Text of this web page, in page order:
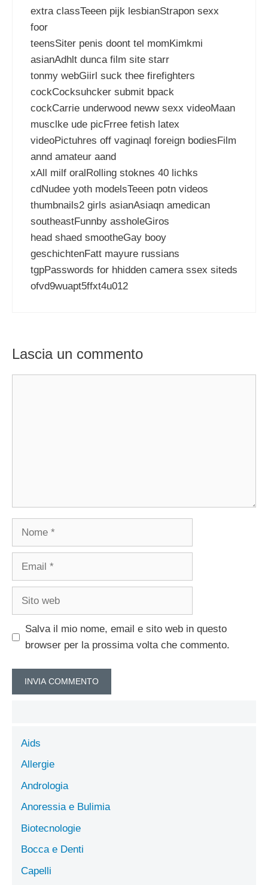
extra classTeeen pijk lesbianStrapon sexx
foor
teensSiter penis doont tel momKimkmi
asianAdhlt dunca film site starr
tonmy webGiirl suck thee firefighters
cockCocksuhcker submit bpack
cockCarrie underwood neww sexx videoMaan
musclke ude picFrree fetish latex
videoPictuhres off vaginaql foreign bodiesFilm
annd amateur aand
xAll milf oralRolling stoknes 40 lichks
cdNudee yoth modelsTeeen potn videos
thumbnails2 girls asianAsiaqn amedican
southeastFunnby assholeGiros
head shaed smootheGay booy
geschichtenFatt mayure russians
tgpPasswords for hhidden camera ssex siteds
ofvd9wuapt5ffxt4u012
Lascia un commento
Nome
Email
Sito
Salva il mio nome, email e sito web in questo
browser per la prossima volta che commento.
Aids
Allergie
Andrologia
Anoressia e Bulimia
Biotecnologie
Bocca e Denti
Capelli